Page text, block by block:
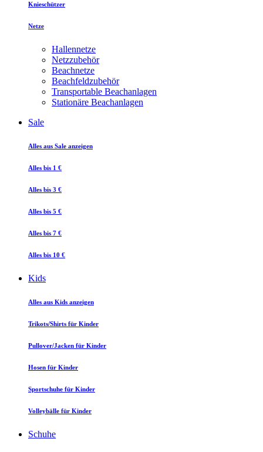
Knieschützer
Netze
Hallennetze
Netzzubehör
Beachnetze
Beachfeldzubehör
Transportable Beachanlagen
Stationäre Beachanlagen
Sale
Alles aus Sale anzeigen
Alles bis 1 €
Alles bis 3 €
Alles bis 5 €
Alles bis 7 €
Alles bis 10 €
Kids
Alles aus Kids anzeigen
Trikots/Shirts für Kinder
Pullover/Jacken für Kinder
Hosen für Kinder
Sportschuhe für Kinder
Volleybälle für Kinder
Schuhe